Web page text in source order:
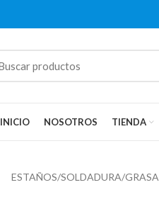
INICIO NOSOTROS TIENDA
ESTAÑOS/SOLDADURA/GRASA